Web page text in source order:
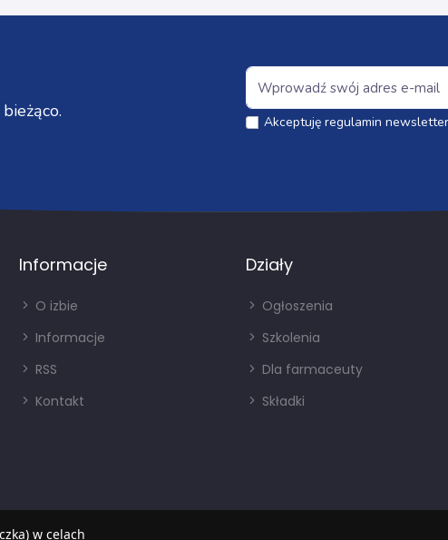
Akceptuję regulamin
Informacje
O izbie
Informacje
RSS
Kontakt
Działy
Ogłoszenia
Szkolenia
Dla farmaceuty
Składki
w celach